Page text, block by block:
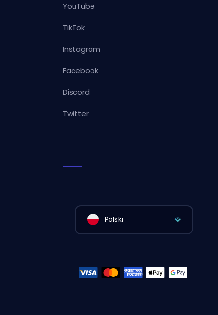
YouTube
TikTok
Instagram
Facebook
Discord
Twitter
Polski